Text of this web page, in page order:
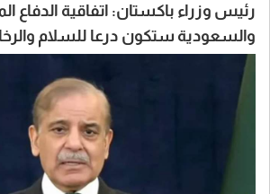
رئيس وزراء باكستان: اتفاقية الدفاع
والسعودية ستكون درعا للسلام